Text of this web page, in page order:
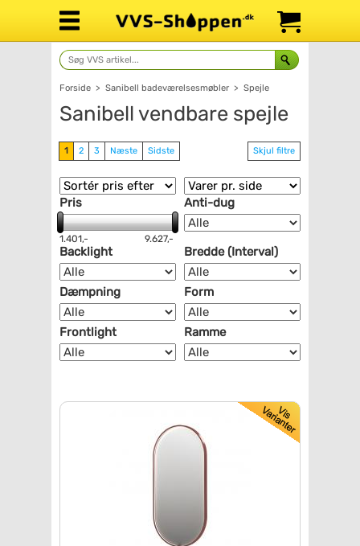
Forside > Sanibell badeværelsesmøbler > Spejle
Sanibell vendbare spejle
1 2 3 Næste Sidste Skjul filtre
Pris
1.401,- 9.627,-
Anti-dug
Backlight Bredde (Interval)
Dæmpning Form
Frontlight Ramme